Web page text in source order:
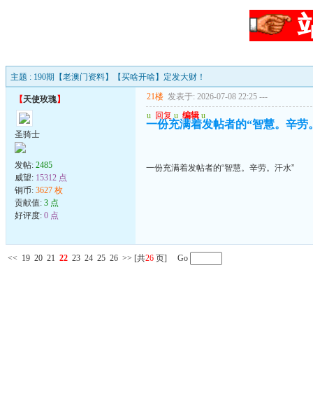
主题 : 190期【老澳门资料】【买啥开啥】定发大财！
【天使玫瑰】
圣骑士
发帖: 2485
威望: 15312 点
铜币: 3627 枚
贡献值: 3 点
好评度: 0 点
21楼 发表于: 2026-07-08 22:25 ---
u 回复 u 编辑 u
一份充满着发帖者的“智慧。辛劳
一份充满着发帖者的“智慧。辛劳。汗水”
<< 19 20 21 22 23 24 25 26 >> [共26 页] Go